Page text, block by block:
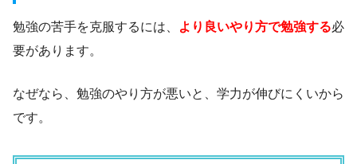
勉強の苦手を克服するには、 より良いやり方で勉強する必
要があります。
なぜなら、勉強のやり方が悪いと、学力が伸びにくいから
です。